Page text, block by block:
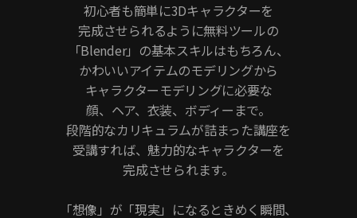
初心者も簡単に3Dキャラクターを
完成させられるように無料ツールの
「Blender」の基本スキルはもちろん、
かわいいアイテムのモデリングから
キャラクターモデリングに必要な
顔、ヘア、衣装、ボディーまで。
段階的なカリキュラムが詰まった講座を
受講すれば、魅力的なキャラクターを
完成させられます。
「想像」が「現実」になるときめく瞬間、